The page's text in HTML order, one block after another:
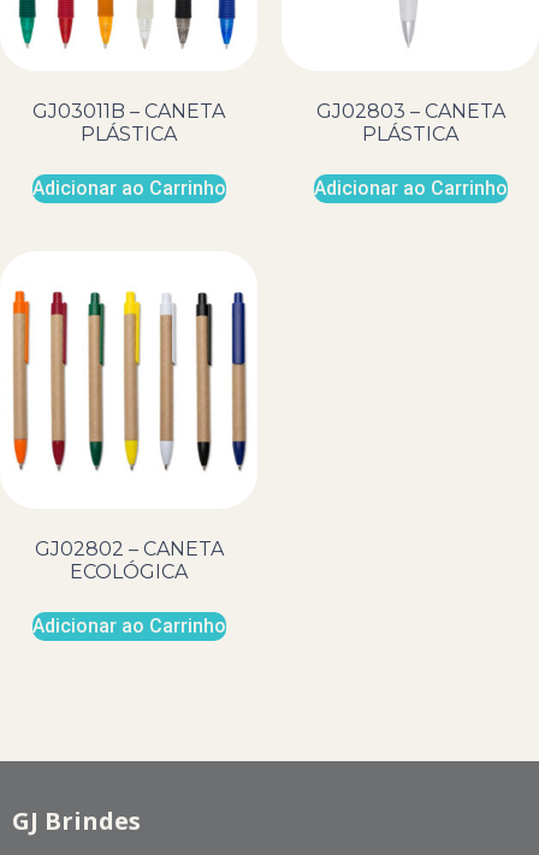
GJ03011B – CANETA
PLÁSTICA
Adicionar ao Carrinho
GJ02803 – CANETA
PLÁSTICA
Adicionar ao Carrinho
GJ02802 – CANETA
ECOLÓGICA
Adicionar ao Carrinho
GJ Brindes